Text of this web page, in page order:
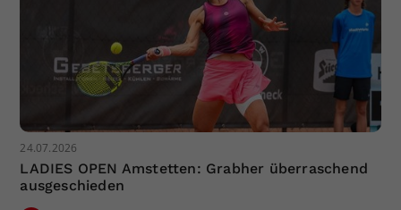
24.07.2026
LADIES OPEN Amstetten: Grabher überraschend
ausgeschieden